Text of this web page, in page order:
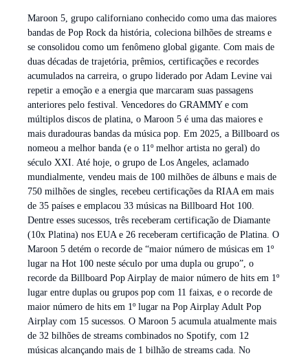
Maroon 5, grupo californiano conhecido como uma das maiores
bandas de Pop Rock da história, coleciona bilhões de streams e
se consolidou como um fenômeno global gigante. Com mais de
duas décadas de trajetória, prêmios, certificações e recordes
acumulados na carreira, o grupo liderado por Adam Levine vai
repetir a emoção e a energia que marcaram suas passagens
anteriores pelo festival. Vencedores do GRAMMY e com
múltiplos discos de platina, o Maroon 5 é uma das maiores e
mais duradouras bandas da música pop. Em 2025, a Billboard os
nomeou a melhor banda (e o 11º melhor artista no geral) do
século XXI. Até hoje, o grupo de Los Angeles, aclamado
mundialmente, vendeu mais de 100 milhões de álbuns e mais de
750 milhões de singles, recebeu certificações da RIAA em mais
de 35 países e emplacou 33 músicas na Billboard Hot 100.
Dentre esses sucessos, três receberam certificação de Diamante
(10x Platina) nos EUA e 26 receberam certificação de Platina. O
Maroon 5 detém o recorde de “maior número de músicas em 1º
lugar na Hot 100 neste século por uma dupla ou grupo”, o
recorde da Billboard Pop Airplay de maior número de hits em 1º
lugar entre duplas ou grupos pop com 11 faixas, e o recorde de
maior número de hits em 1º lugar na Pop Airplay Adult Pop
Airplay com 15 sucessos. O Maroon 5 acumula atualmente mais
de 32 bilhões de streams combinados no Spotify, com 12
músicas alcançando mais de 1 bilhão de streams cada. No